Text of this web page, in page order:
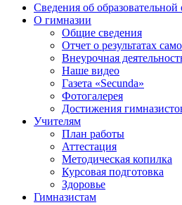
Сведения об образовательной
О гимназии
Общие сведения
Отчет о результатах
Внеурочная
Наше видео
Газета «Secunda»
Фотогалерея
Достижения
Учителям
План работы
Аттестация
Методическая копилка
Курсовая подготовка
Здоровье
Гимназистам